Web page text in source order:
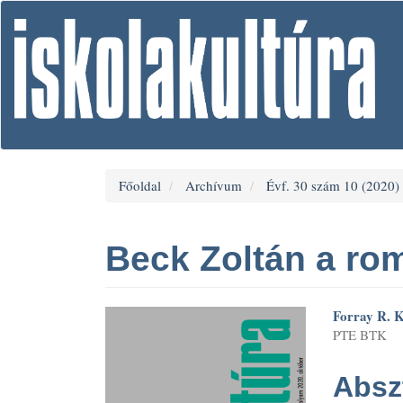
Main
Content
Sidebar
Főoldal Archívum Évf. 30 szám 10 (2020)
Beck Zoltán a
Main
Forray R.
PTE BTK